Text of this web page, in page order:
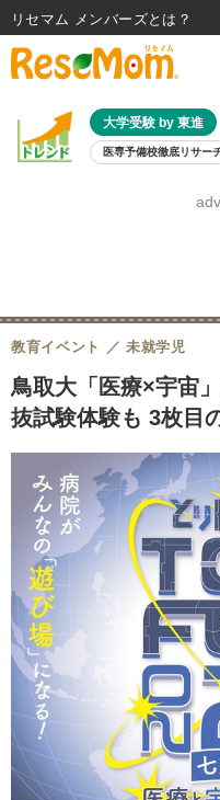
大学受験 by 東進
医専予備校徹底リサー
8月開催
鳥取大「医療×宇宙
抜試験体験も 3枚目
教育イベント 未就学児
リセマム メンバーズ